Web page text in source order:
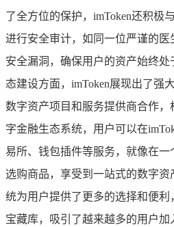
了全方位的保护，imToken还积极
进行安全审计，如同一位严谨的
安全漏洞，确保用户的资产始终
态建设方面，imToken展现出了强
数字资产项目和服务提供商合作
字金融生态系统，用户可以在
易所、钱包插件等服务，就像在
选购商品，享受到一站式的数字
统为用户提供了更多的选择和便
宝藏库，吸引了越来越多的用户加